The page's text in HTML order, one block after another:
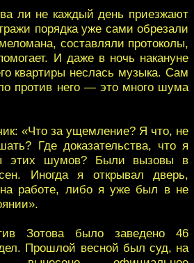
ли не каждый день приезжают
порядка уже сами обрезали
составляли протоколы,
И даже в ночь накануне
квартиры неслась музыка. Сам
против него — это много шума
«Что за ущемление? Я что, не
Где доказательства, что я
этих шумов? Были вызовы в
Иногда я открывал дверь,
на работе, либо я уже был в не
Зотова было заведено 46
Прошлой весной был суд, на